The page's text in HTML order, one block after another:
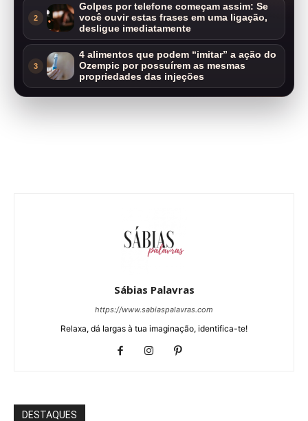
2
Golpes por telefone começam assim: Se
você ouvir estas frases em uma ligação,
desligue imediatamente
3
4 alimentos que podem “imitar” a ação do
Ozempic por possuírem as mesmas
propriedades das injeções
Sábias Palavras
https://www.sabiaspalavras.com
Relaxa, dá largas à tua imaginação, identifica-te!
DESTAQUES